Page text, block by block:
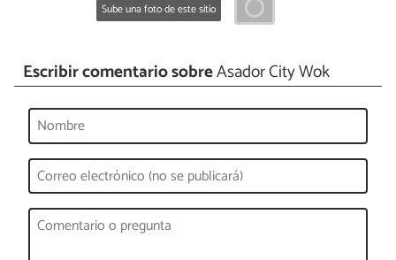
Sube una foto de este sitio
Escribir comentario sobreAsador City Wok